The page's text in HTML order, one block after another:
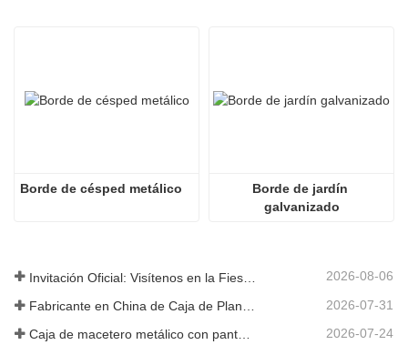
Borde de césped metálico
Borde de jardín
galvanizado
2026-08-06
2026-07-31
2026-07-24